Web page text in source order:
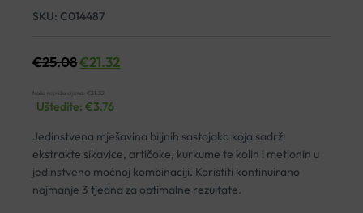
SKU: C014487
€25.08€21.32
Naša najniža cijena: € 21.32
Uštedite:€3.76
Jedinstvena mješavina biljnih sastojaka koja sadrži
ekstrakte sikavice, artičoke, kurkume te kolin i metionin u
jedinstveno moćnoj kombinaciji. Koristiti kontinuirano
najmanje 3 tjedna za optimalne rezultate.